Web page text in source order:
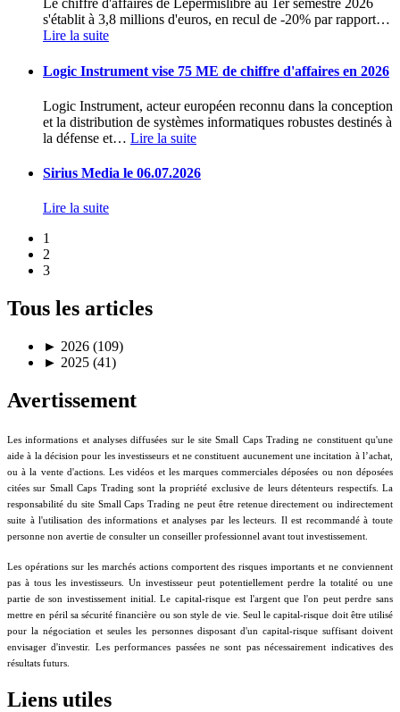
Le chiffre d'affaires de Lepermislibre au 1er semestre 2026
s'établit à 3,8 millions d'euros, en recul de -20% par rapport…
Lire la suite
Logic Instrument vise 75 ME de chiffre d'affaires en 2026
Logic Instrument, acteur européen reconnu dans la conception
et la distribution de systèmes informatiques robustes destinés à
la défense et… Lire la suite
Sirius Media le 06.07.2026
Lire la suite
1
2
3
Tous les articles
► 2026 (109)
► 2025 (41)
Avertissement
Les informations et analyses diffusées sur le site Small Caps Trading ne constituent qu'une
aide à la décision pour les investisseurs et ne constituent aucunement une incitation à l’achat,
ou à la vente d'actions. Les vidéos et les marques commerciales déposées ou non déposées
citées sur Small Caps Trading sont la propriété exclusive de leurs détenteurs respectifs. La
responsabilité du site Small Caps Trading ne peut être retenue directement ou indirectement
suite à l'utilisation des informations et analyses par les lecteurs. Il est recommandé à toute
personne non avertie de consulter un conseiller professionnel avant tout investissement.
Les opérations sur les marchés actions comportent des risques importants et ne conviennent
pas à tous les investisseurs. Un investisseur peut potentiellement perdre la totalité ou une
partie de son investissement initial. Le capital-risque est l'argent que l'on peut perdre sans
mettre en péril sa sécurité financière ou son style de vie. Seul le capital-risque doit être utilisé
pour la négociation et seules les personnes disposant d'un capital-risque suffisant doivent
envisager d'investir. Les performances passées ne sont pas nécessairement indicatives des
résultats futurs.
Liens utiles